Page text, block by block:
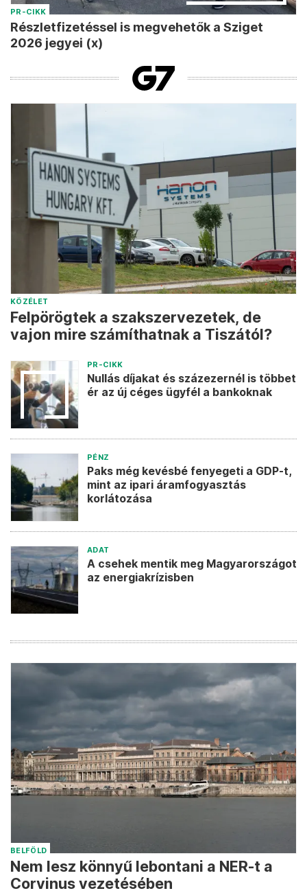
PR-CIKK
Részletfizetéssel is megvehetők a Sziget
2026 jegyei (x)
KÖZÉLET
Felpörögtek a szakszervezetek, de
vajon mire számíthatnak a Tiszától?
PR-CIKK
Nullás díjakat és százezernél is többet
ér az új céges ügyfél a bankoknak
PÉNZ
Paks még kevésbé fenyegeti a GDP-t,
mint az ipari áramfogyasztás
korlátozása
ADAT
A csehek mentik meg Magyarországot
az energiakrízisben
BELFÖLD
Nem lesz könnyű lebontani a NER-t a
Corvinus vezetésében